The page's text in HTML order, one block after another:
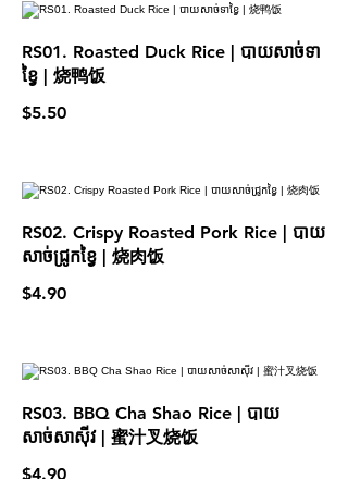
RS01. Roasted Duck Rice | បាយសាច់ទា
ខ្វៃ | 烧鸭饭
$5.50
RS02. Crispy Roasted Pork Rice | បាយ
សាច់ជ្រូកខ្វៃ | 烧肉饭
$4.90
RS03. BBQ Cha Shao Rice | បាយ
សាច់សាស៊ីវ | 蜜汁叉烧饭
$4.90